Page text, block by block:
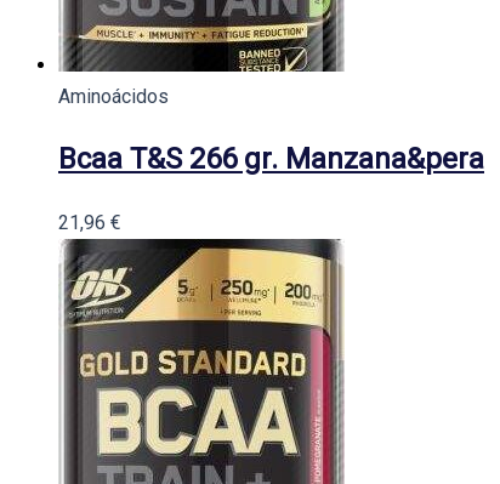
Aminoácidos
Bcaa T&S 266 gr. Manzana&pera
21,96 €